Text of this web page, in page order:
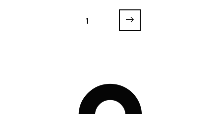
Maatschappij
1